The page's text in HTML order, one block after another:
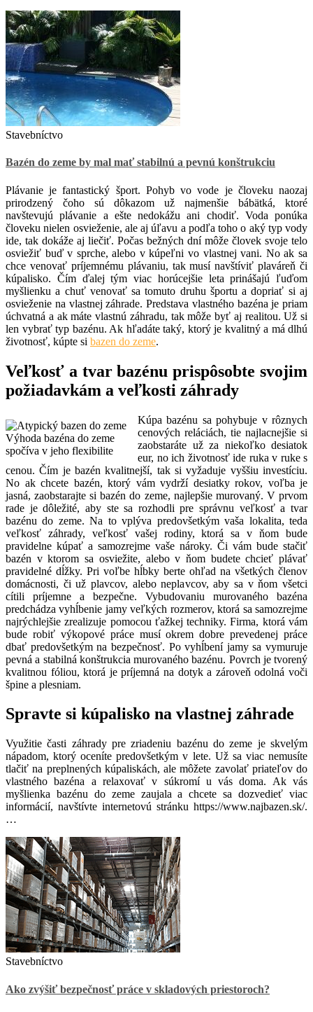
Stavebníctvo
Bazén do zeme by mal mať stabilnú a pevnú konštrukciu
Plávanie je fantastický šport. Pohyb vo vode je človeku naozaj
prirodzený čoho sú dôkazom už najmenšie bábätká, ktoré
navštevujú plávanie a ešte nedokážu ani chodiť. Voda ponúka
človeku nielen osvieženie, ale aj úľavu a podľa toho o aký typ vody
ide, tak dokáže aj liečiť. Počas bežných dní môže človek svoje telo
osviežiť buď v sprche, alebo v kúpeľni vo vlastnej vani. No ak sa
chce venovať príjemnému plávaniu, tak musí navštíviť plaváreň či
kúpalisko. Čím ďalej tým viac horúcejšie leta prinášajú ľuďom
myšlienku a chuť venovať sa tomuto druhu športu a dopriať si aj
osvieženie na vlastnej záhrade. Predstava vlastného bazéna je priam
úchvatná a ak máte vlastnú záhradu, tak môže byť aj realitou. Už si
len vybrať typ bazénu. Ak hľadáte taký, ktorý je kvalitný a má dlhú
životnosť, kúpte si bazen do zeme.
Veľkosť a tvar bazénu prispôsobte svojim
požiadavkám a veľkosti záhrady
Výhoda bazéna do zeme
spočíva v jeho flexibilite
Kúpa bazénu sa pohybuje v rôznych
cenových reláciách, tie najlacnejšie si
zaobstaráte už za niekoľko desiatok
eur, no ich životnosť ide ruka v ruke s
cenou. Čím je bazén kvalitnejší, tak si vyžaduje vyššiu investíciu.
No ak chcete bazén, ktorý vám vydrží desiatky rokov, voľba je
jasná, zaobstarajte si bazén do zeme, najlepšie murovaný. V prvom
rade je dôležité, aby ste sa rozhodli pre správnu veľkosť a tvar
bazénu do zeme. Na to vplýva predovšetkým vaša lokalita, teda
veľkosť záhrady, veľkosť vašej rodiny, ktorá sa v ňom bude
pravidelne kúpať a samozrejme vaše nároky. Či vám bude stačiť
bazén v ktorom sa osviežite, alebo v ňom budete chcieť plávať
pravidelné dĺžky. Pri voľbe hĺbky berte ohľad na všetkých členov
domácnosti, či už plavcov, alebo neplavcov, aby sa v ňom všetci
cítili príjemne a bezpečne. Vybudovaniu murovaného bazéna
predchádza vyhĺbenie jamy veľkých rozmerov, ktorá sa samozrejme
najrýchlejšie zrealizuje pomocou ťažkej techniky. Firma, ktorá vám
bude robiť výkopové práce musí okrem dobre prevedenej práce
dbať predovšetkým na bezpečnosť. Po vyhĺbení jamy sa vymuruje
pevná a stabilná konštrukcia murovaného bazénu. Povrch je tvorený
kvalitnou fóliou, ktorá je príjemná na dotyk a zároveň odolná voči
špine a plesniam.
Spravte si kúpalisko na vlastnej záhrade
Využitie časti záhrady pre zriadeniu bazénu do zeme je skvelým
nápadom, ktorý oceníte predovšetkým v lete. Už sa viac nemusíte
tlačiť na preplnených kúpaliskách, ale môžete zavolať priateľov do
vlastného bazéna a relaxovať v súkromí u vás doma. Ak vás
myšlienka bazénu do zeme zaujala a chcete sa dozvedieť viac
informácií, navštívte internetovú stránku https://www.najbazen.sk/.
…
Stavebníctvo
Ako zvýšiť bezpečnosť práce v skladových priestoroch?